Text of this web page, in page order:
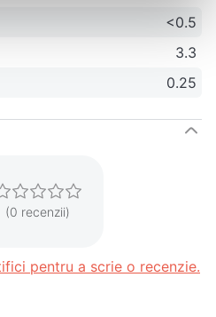
<0.5
3.3
0.25
(0 recenzii)
pentru a scrie o recenzie.